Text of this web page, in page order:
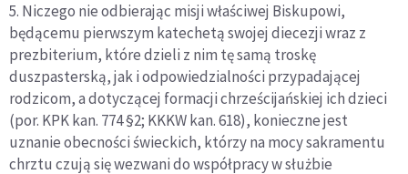
5. Niczego nie odbierając misji właściwej Biskupowi,
będącemu pierwszym katechetą swojej diecezji wraz z
prezbiterium, które dzieli z nim tę samą troskę
duszpasterską, jak i odpowiedzialności przypadającej
rodzicom, a dotyczącej formacji chrześcijańskiej ich dzieci
(por. KPK kan. 774 §2; KKKW kan. 618), konieczne jest
uznanie obecności świeckich, którzy na mocy sakramentu
chrztu czują się wezwani do współpracy w służbie